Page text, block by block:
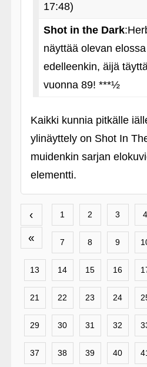
17:48)
Shot in the Dark
näyttää olevan elossa
edelleenkin, äijä
vuonna 89! ***½
Kaikki kunnia pitkälle
ylinäyttely on Shot In
muidenkin sarjan
elementti.
‹
«
1 2 3 4
7 8 9
13 14 15 16
21 22 23 24
29 30 31 32
37 38 39 40